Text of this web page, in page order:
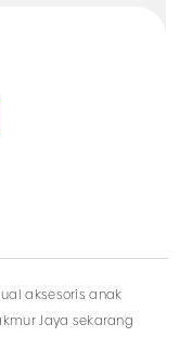
aksesoris anak
Jaya sekarang